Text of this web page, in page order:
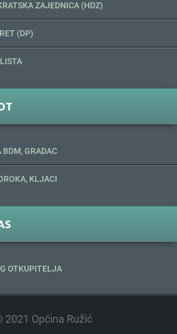
ZAJEDNICA (HDZ)
(DP)
GRADAC
KLJACI
OTKUPITELJA
2021 Općina Ružić